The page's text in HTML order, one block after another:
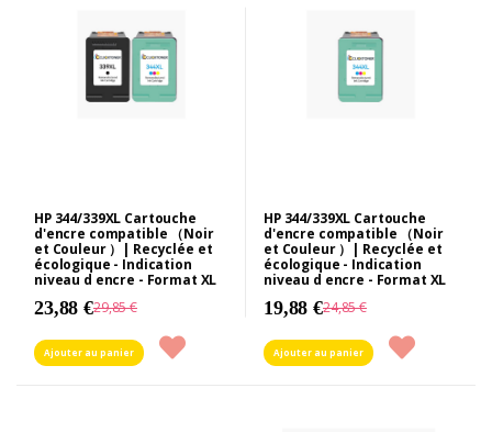
HP 344/339XL Cartouche
d'encre compatible （Noir
et Couleur ）| Recyclée et
écologique - Indication
niveau d encre - Format XL
23,88 €29,85 €
Ajouter au panier
HP 344/339XL Cartouche
d'encre compatible （Noir
et Couleur ）| Recyclée et
écologique - Indication
niveau d encre - Format XL
19,88 €24,85 €
Ajouter au panier